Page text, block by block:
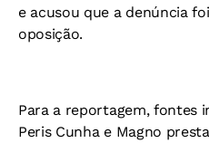
e acusou que a denúncia
oposição.
Para a reportagem, fontes
Peris Cunha e Magno